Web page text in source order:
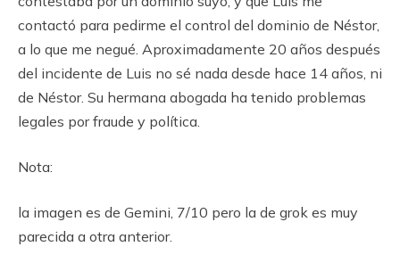
contactó para pedirme el control del dominio de Néstor,
a lo que me negué. Aproximadamente 20 años después
del incidente de Luis no sé nada desde hace 14 años, ni
de Néstor. Su hermana abogada ha tenido problemas
legales por fraude y política.
Nota:
la imagen es de Gemini, 7/10 pero la de grok es muy
parecida a otra anterior.